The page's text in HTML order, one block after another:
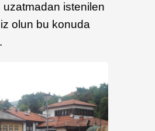
uzatmadan istenilen
olun bu konuda